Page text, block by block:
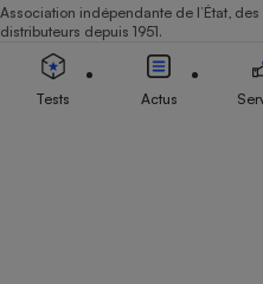
Association indépendante de l’État,
distributeurs depuis 1951.
Tests Actus